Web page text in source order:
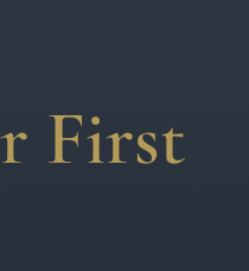
First